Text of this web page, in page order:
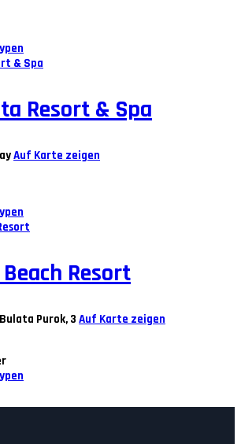
Resort & Spa
Auf Karte zeigen
Resort
Purok, 3 Auf Karte zeigen